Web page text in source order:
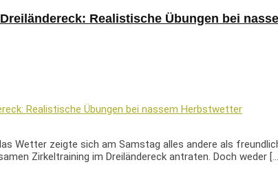
Realistische Übungen bei
Wetter zeigte sich am Samstag alles andere als
Zirkeltraining im Dreiländereck antraten. Doch weder […]